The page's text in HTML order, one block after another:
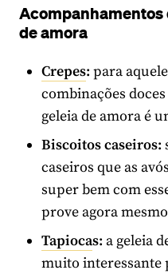
Acompanhamentos
de amora
Crepes: para
combinações
geleia de amora é
Biscoitos caseiros:
caseiros que as
super bem com
prove agora
Tapiocas: a geleia
muito interessante